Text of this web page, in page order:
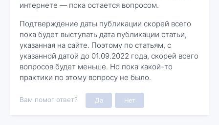
интернете — пока остается вопросом.
Подтверждение даты публикации скорей всего
пока будет выступать дата публикации статьи,
указанная на сайте. Поэтому по статьям, с
указанной датой до 01.09.2022 года, скорей всего
вопросов будет меньше. Но пока какой-то
практики по этому вопросу не было.
Вам помог ответ? Да Нет